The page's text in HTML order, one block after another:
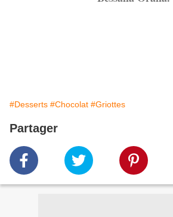
#Desserts #Chocolat #Griottes
Partager